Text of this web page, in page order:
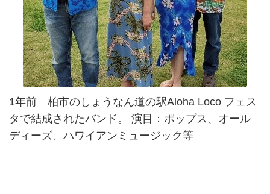
1年前 柏市のしょうなん道の駅Aloha Loco フェス
タで結成されたバンド。 演目：ポップス、オール
ディーズ、ハワイアンミュージック等